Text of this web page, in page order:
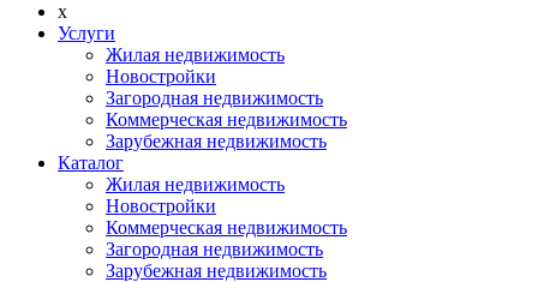
x
Услуги
Жилая недвижимость
Новостройки
Загородная недвижимость
Коммерческая недвижимость
Зарубежная недвижимость
Каталог
Жилая недвижимость
Новостройки
Коммерческая недвижимость
Загородная недвижимость
Зарубежная недвижимость